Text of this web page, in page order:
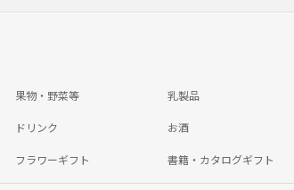
果物・野菜等 乳製品
ドリンク お酒
フラワーギフト 書籍・カタログギフト